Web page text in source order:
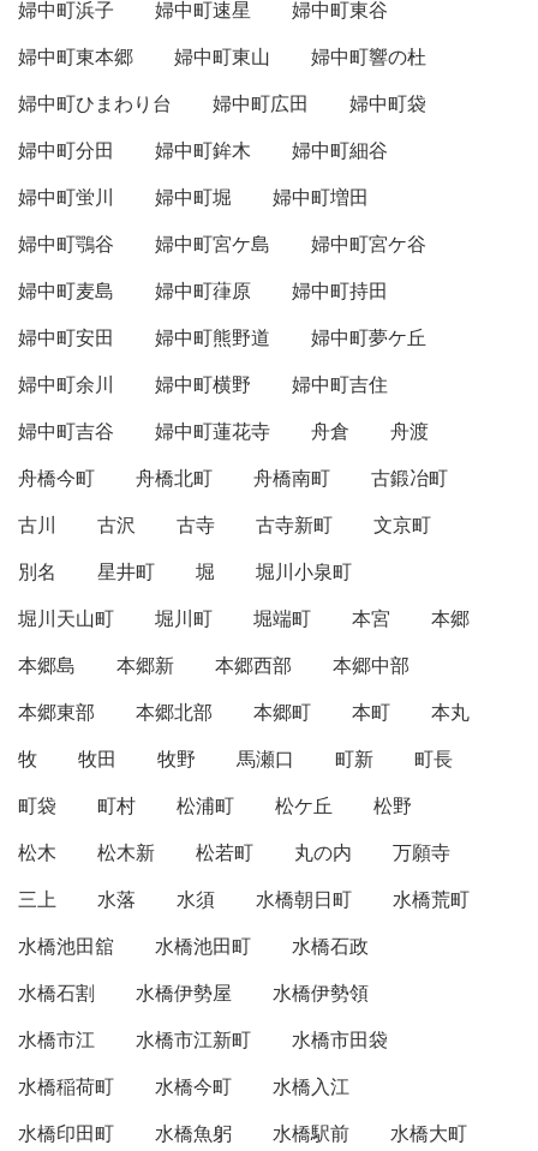
婦中町浜子
婦中町速星
婦中町東谷
婦中町東本郷
婦中町東山
婦中町響の杜
婦中町ひまわり台
婦中町広田
婦中町袋
婦中町分田
婦中町鉾木
婦中町細谷
婦中町蛍川
婦中町堀
婦中町増田
婦中町鶚谷
婦中町宮ケ島
婦中町宮ケ谷
婦中町麦島
婦中町葎原
婦中町持田
婦中町安田
婦中町熊野道
婦中町夢ケ丘
婦中町余川
婦中町横野
婦中町吉住
婦中町吉谷
婦中町蓮花寺 舟倉
舟渡
舟橋今町
舟橋北町 舟橋南町
古鍛冶町
古川
古沢 古寺 古寺新町
文京町
別名
星井町 堀
堀川小泉町
堀川天山町
堀川町 堀端町 本宮
本郷
本郷島
本郷新 本郷西部
本郷中部
本郷東部
本郷北部 本郷町 本町
本丸
牧
牧田 牧野 馬瀬口 町新
町長
町袋
町村 松浦町 松ケ丘
松野
松木
松木新 松若町 丸の内
万願寺
三上
水落 水須 水橋朝日町
水橋荒町
水橋池田舘
水橋池田町
水橋石政
水橋石割
水橋伊勢屋
水橋伊勢領
水橋市江
水橋市江新町
水橋市田袋
水橋稲荷町
水橋今町
水橋入江
水橋印田町
水橋魚躬 水橋駅前
水橋大町